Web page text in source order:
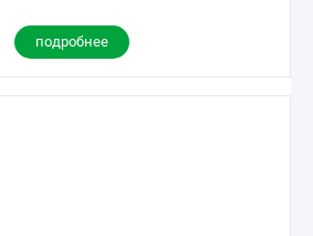
подробнее